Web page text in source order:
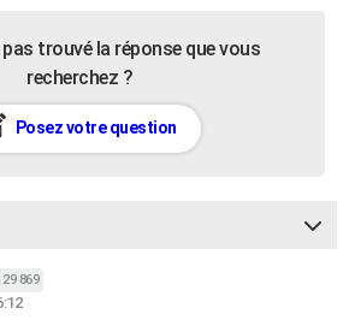
pas trouvé la réponse que vous
recherchez ?
Posez votre question
29 869